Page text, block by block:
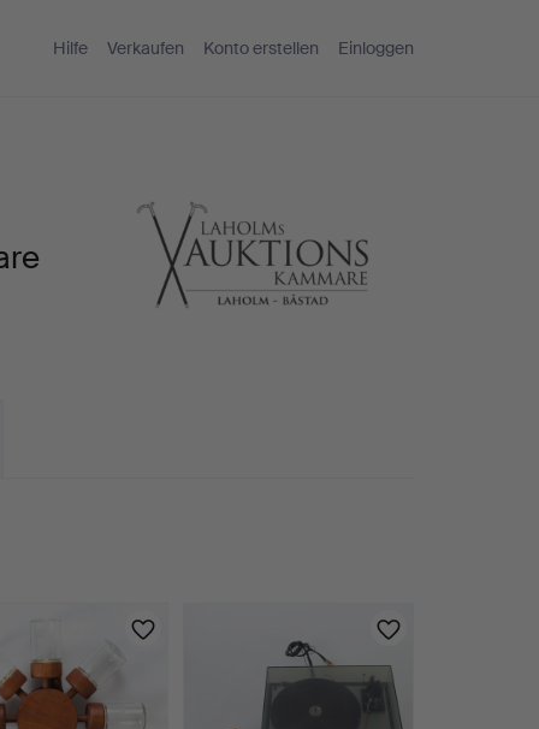
Hilfe Verkaufen Konto erstellen Einloggen